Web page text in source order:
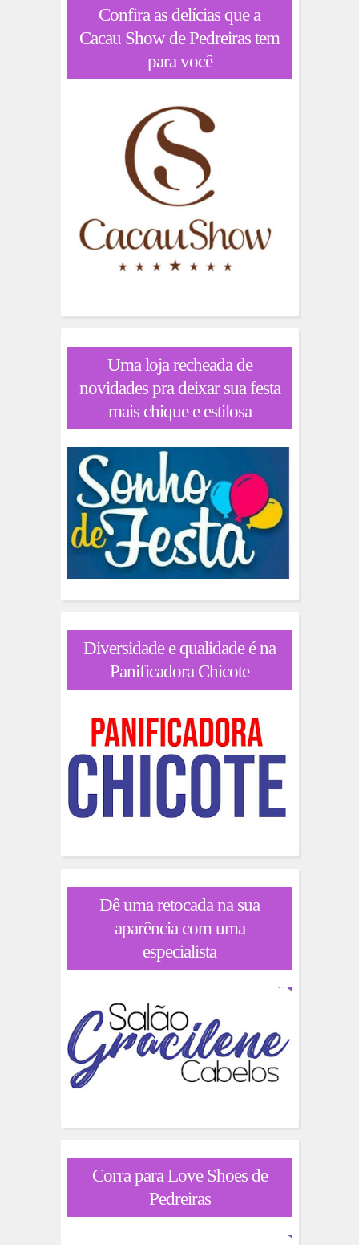
Confira as delícias que a
Cacau Show de Pedreiras tem
para você
Uma loja recheada de
novidades pra deixar sua festa
mais chique e estilosa
Diversidade e qualidade é na
Panificadora Chicote
Dê uma retocada na sua
aparência com uma
especialista
Corra para Love Shoes de
Pedreiras